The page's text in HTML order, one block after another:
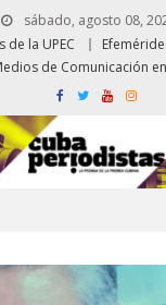
sábado, agosto 08,
de la UPEC
de Comunicación